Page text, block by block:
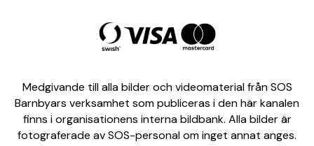
Medgivande till alla bilder och videomaterial från SOS
Barnbyars verksamhet som publiceras i den här kanalen
finns i organisationens interna bildbank. Alla bilder är
fotograferade av SOS-personal om inget annat anges.